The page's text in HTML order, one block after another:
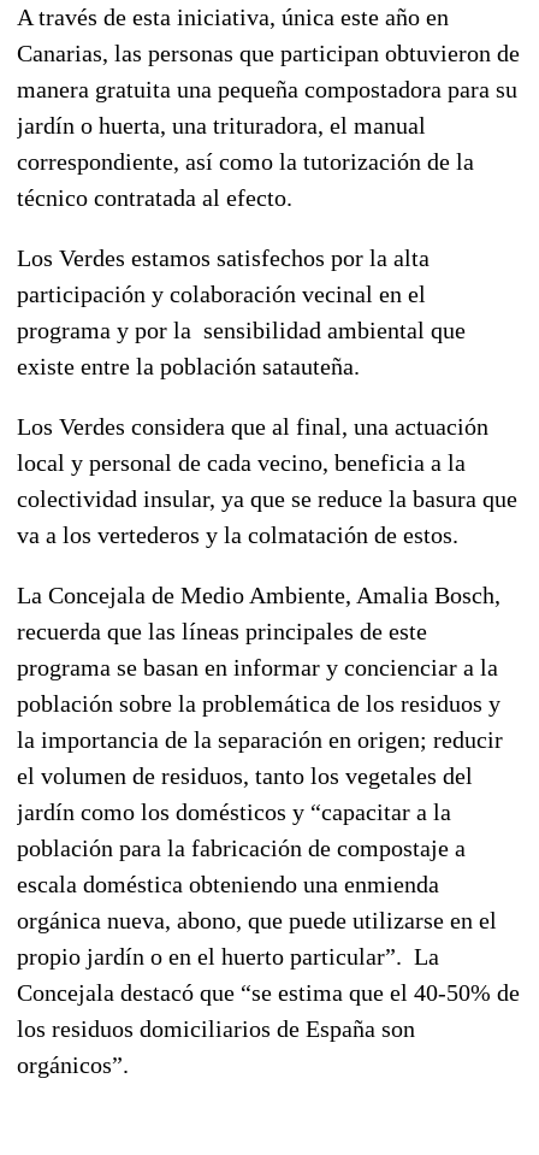
A través de esta iniciativa, única este año en
Canarias, las personas que participan obtuvieron de
manera gratuita una pequeña compostadora para su
jardín o huerta, una trituradora, el manual
correspondiente, así como la tutorización de la
técnico contratada al efecto.
Los Verdes estamos satisfechos por la alta
participación y colaboración vecinal en el
programa y por la sensibilidad ambiental que
existe entre la población satauteña.
Los Verdes considera que al final, una actuación
local y personal de cada vecino, beneficia a la
colectividad insular, ya que se reduce la basura que
va a los vertederos y la colmatación de estos.
La Concejala de Medio Ambiente, Amalia Bosch,
recuerda que las líneas principales de este
programa se basan en informar y concienciar a la
población sobre la problemática de los residuos y
la importancia de la separación en origen; reducir
el volumen de residuos, tanto los vegetales del
jardín como los domésticos y “capacitar a la
población para la fabricación de compostaje a
escala doméstica obteniendo una enmienda
orgánica nueva, abono, que puede utilizarse en el
propio jardín o en el huerto particular”. La
Concejala destacó que “se estima que el 40-50% de
los residuos domiciliarios de España son
orgánicos”.